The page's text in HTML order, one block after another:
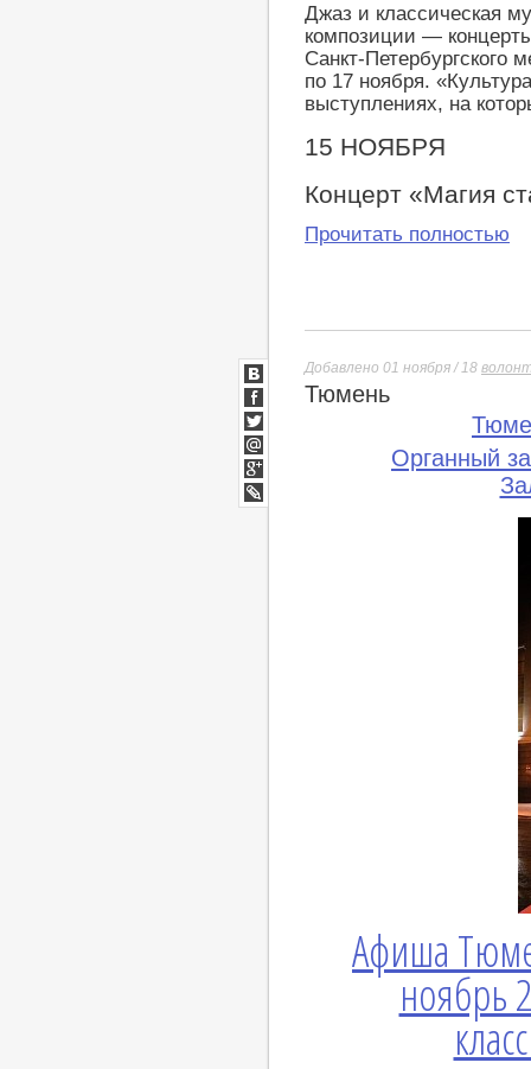
Джаз и классическая
композиции —
Санкт-Петербургского
по 17 ноября.
выступлениях, на
15 НОЯБРЯ
Концерт «Магия
Прочитать полностью
Добавлено 01 ноября / 18
Тюмень
Органный
Афиша
ноябрь
ВКонтакте
Facebook
Twitter
Мой
Мир
Google+
lj